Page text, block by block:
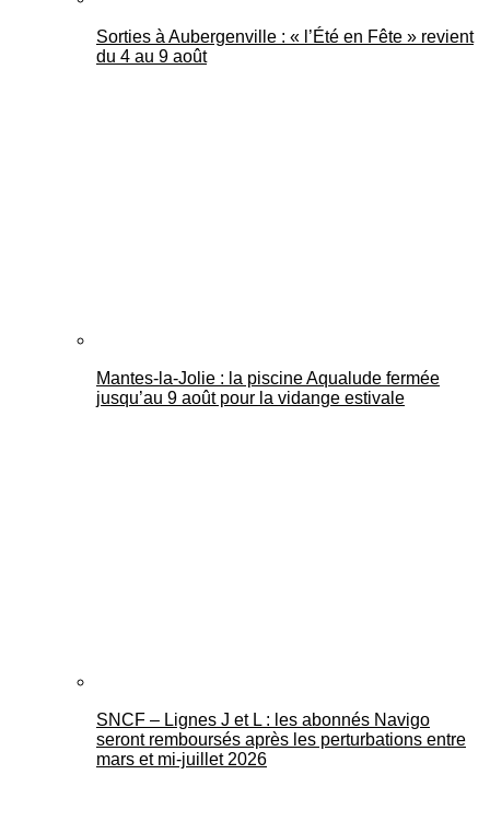
Sorties à Aubergenville : « l’Été en Fête » revient
du 4 au 9 août
Mantes-la-Jolie : la piscine Aqualude fermée
jusqu’au 9 août pour la vidange estivale
SNCF – Lignes J et L : les abonnés Navigo
seront remboursés après les perturbations entre
mars et mi-juillet 2026